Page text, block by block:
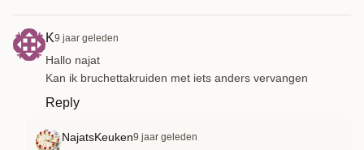
K9 jaar geleden
Hallo najat
Kan ik bruchettakruiden met iets anders vervangen
Reply
NajatsKeuken9 jaar geleden